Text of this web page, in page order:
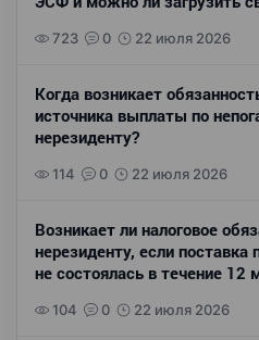
723 0 22 июля 2026
Когда возникает
источника выплаты по
нерезиденту?
114 0 22 июля 2026
Возникает ли налоговое
нерезиденту, если
не состоялась в течение 12
104 0 22 июля 2026